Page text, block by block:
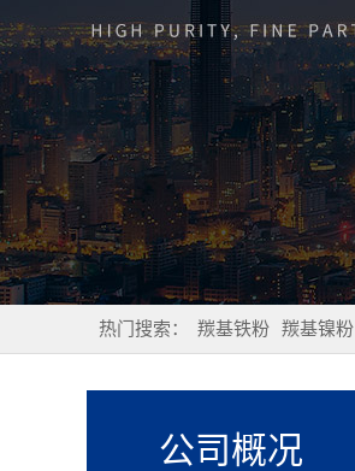
热门搜索： 羰基铁粉 羰基镍粉
公司概况